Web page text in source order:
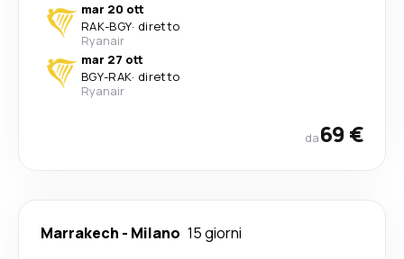
mar 20 ott
RAK-BGY· diretto
Ryanair
mar 27 ott
BGY-RAK· diretto
Ryanair
da69 €
Marrakech - Milano 15 giorni